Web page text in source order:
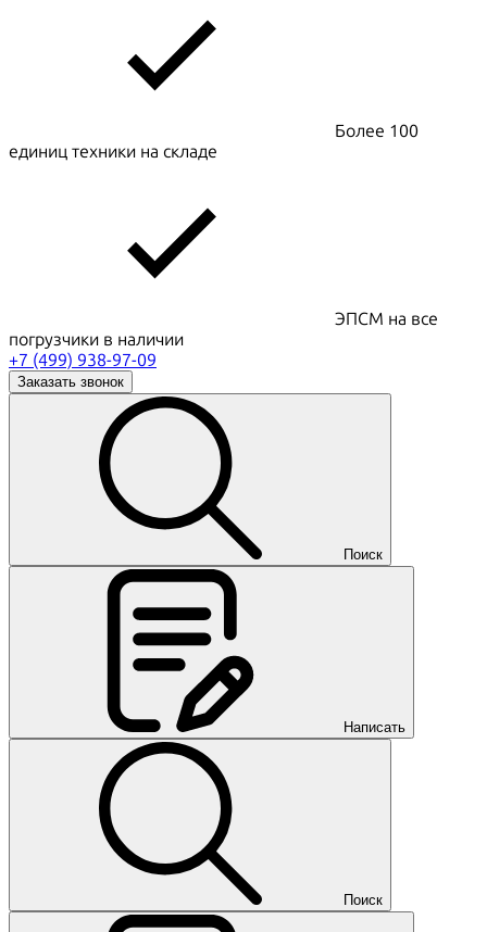
Более 100
единиц техники на складе
ЭПСМ на все
погрузчики в наличии
+7 (499) 938-97-09
Заказать звонок
Поиск
Написать
Поиск